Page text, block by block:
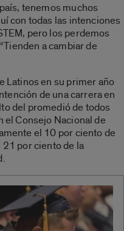
tenemos muchos
con todas las intenciones
pero los perdemos
a cambiar de
Latinos en su primer año
de una carrera en
del promedió de todos
el Consejo Nacional de
el 10 por ciento de
21 por ciento de la